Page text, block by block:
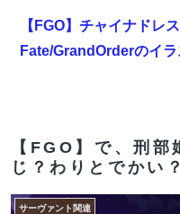
【FGO】チャイナド
Fate/GrandOrderのイ
【FGO】スルトくんは
海外「世界で日本を死
たちびっ子集団が世界
【FGO】で、刑
じ？わりとでかい？
サーヴァント関連